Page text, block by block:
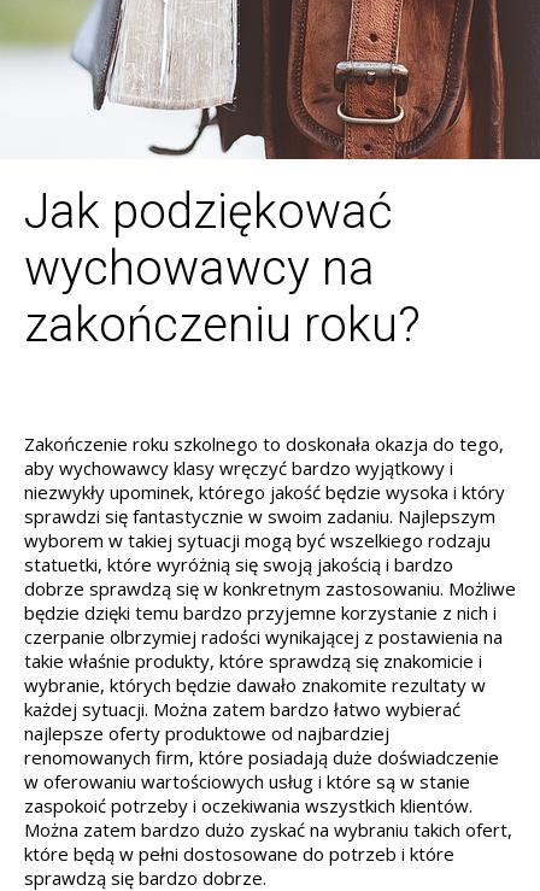
Jak podziękować
wychowawcy na
zakończeniu roku?
Zakończenie roku szkolnego to doskonała okazja do tego,
aby wychowawcy klasy wręczyć bardzo wyjątkowy i
niezwykły upominek, którego jakość będzie wysoka i który
sprawdzi się fantastycznie w swoim zadaniu. Najlepszym
wyborem w takiej sytuacji mogą być wszelkiego rodzaju
statuetki, które wyróżnią się swoją jakością i bardzo
dobrze sprawdzą się w konkretnym zastosowaniu. Możliwe
będzie dzięki temu bardzo przyjemne korzystanie z nich i
czerpanie olbrzymiej radości wynikającej z postawienia na
takie właśnie produkty, które sprawdzą się znakomicie i
wybranie, których będzie dawało znakomite rezultaty w
każdej sytuacji. Można zatem bardzo łatwo wybierać
najlepsze oferty produktowe od najbardziej
renomowanych firm, które posiadają duże doświadczenie
w oferowaniu wartościowych usług i które są w stanie
zaspokoić potrzeby i oczekiwania wszystkich klientów.
Można zatem bardzo dużo zyskać na wybraniu takich ofert,
które będą w pełni dostosowane do potrzeb i które
sprawdzą się bardzo dobrze.